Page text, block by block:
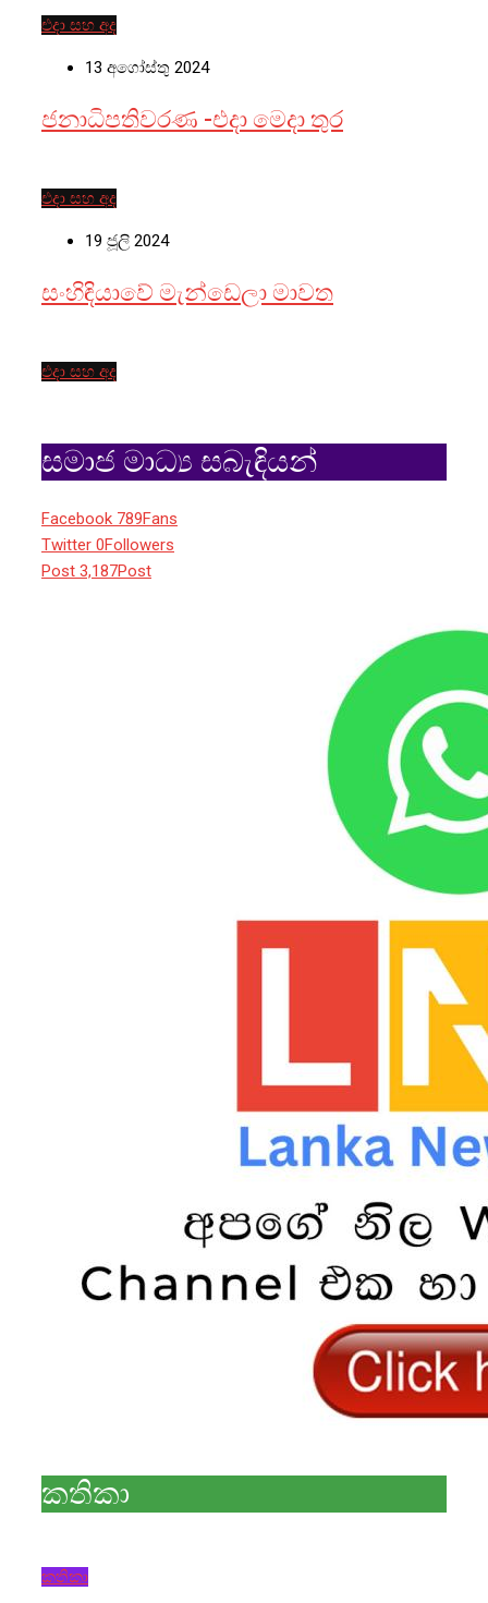
එදා සහ අද
13 අගෝස්තු 2024
ජනාධිපතිවරණ -එදා මෙදා තුර
එදා සහ අද
19 ජූලි 2024
සංහිඳියාවේ මැන්ඩෙලා මාවත
එදා සහ අද
සමාජ මාධ්‍ය සබැඳියන්
Facebook 789Fans
Twitter 0Followers
Post 3,187Post
කතිකා
කතිකා